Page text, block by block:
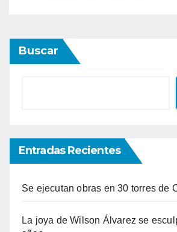
Buscar
Entradas Recientes
Se ejecutan obras en 30 torres de
La joya de Wilson Álvarez se